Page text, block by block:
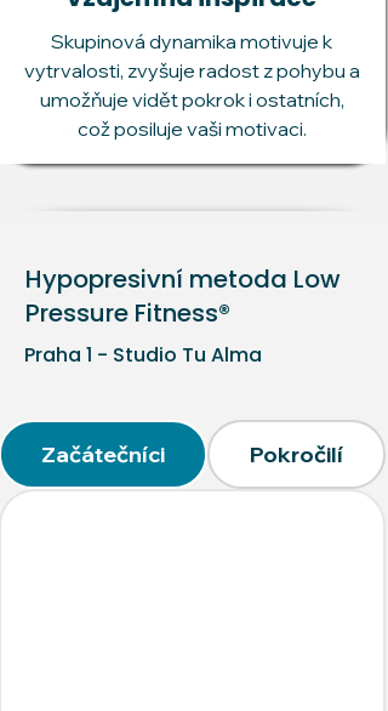
Skupinová dynamika motivuje k
vytrvalosti, zvyšuje radost z pohybu a
umožňuje vidět pokrok i ostatních,
což posiluje vaši motivaci.
Hypopresivní metoda Low
Pressure Fitness®
Praha 1 - Studio Tu Alma
Začátečníci Pokročilí